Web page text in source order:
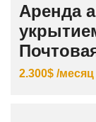
Аренда
2.300$ /месяц